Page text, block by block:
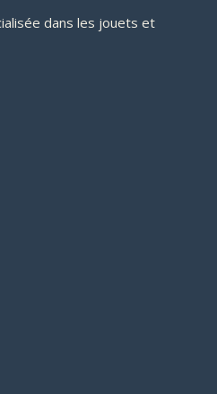
dans les jouets et